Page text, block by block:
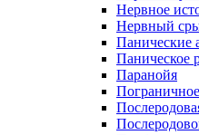
Нервное
Нервный
Панические
Паническое
Паранойя